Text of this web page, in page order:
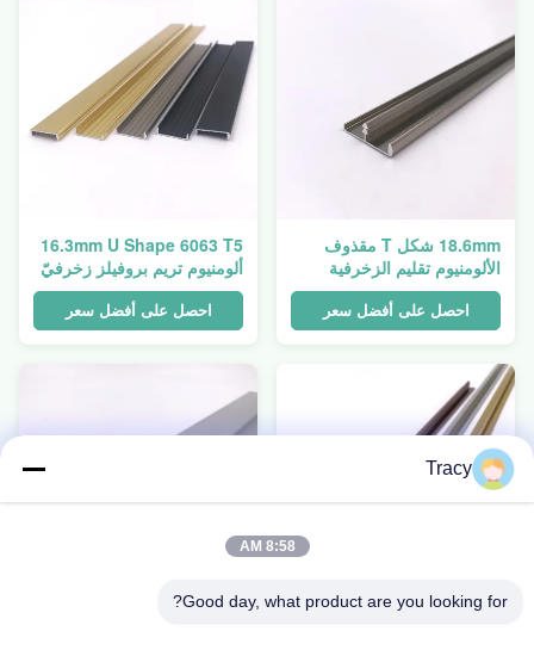
18.6mm شكل T مقذوف
الألومنيوم تقليم الزخرفية
الملامح الزخرفية
احصل على أفضل سعر
16.3mm U Shape 6063 T5
ألومنيوم تريم بروفيلز زخرفيّ
قرميد شحذ
احصل على أفضل سعر
Tracy
8:58 AM
Good day, what product are you looking for?